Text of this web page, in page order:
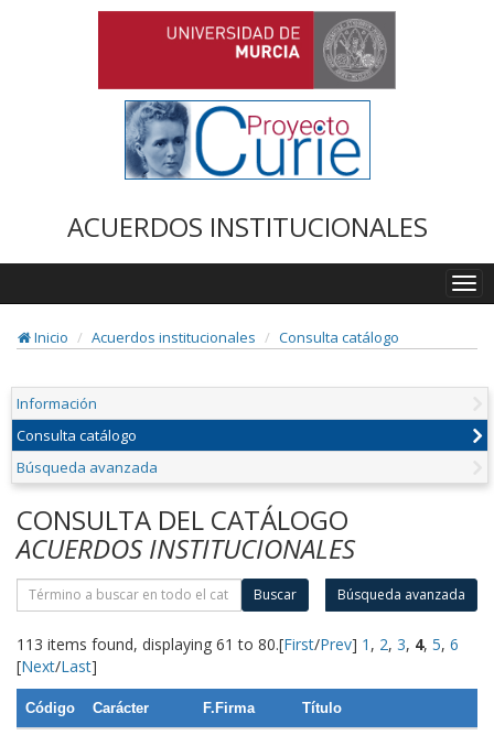
ACUERDOS INSTITUCIONALES
Inicio
Acuerdos institucionales Consulta catálogo
Información
Consulta catálogo
Búsqueda avanzada
CONSULTA DEL CATÁLOGO
ACUERDOS INSTITUCIONALES
Buscar Búsqueda avanzada
113 items found, displaying 61 to 80.[First/Prev] 1 , 2, 3, 4, 5, 6
[Next/Last]
Código Carácter F.Firma Título